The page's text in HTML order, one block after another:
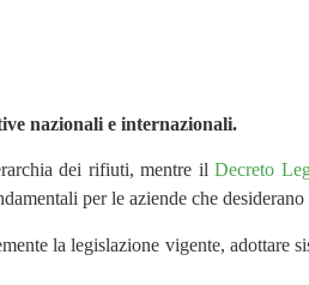
nazionali e internazionali.
dei rifiuti, mentre ilDecreto
per le aziende che
la legislazione vigente, adottare